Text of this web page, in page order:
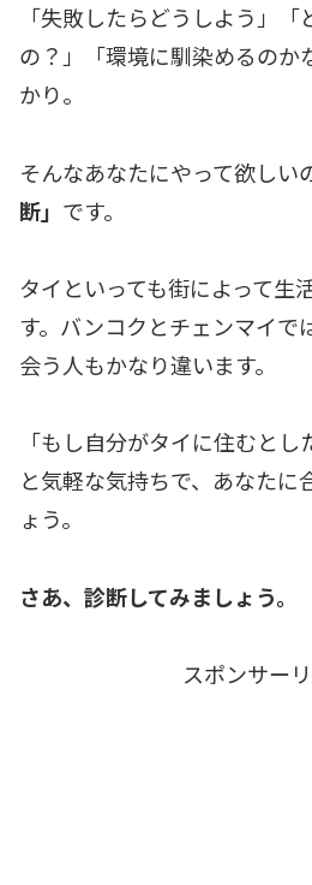
「失敗したらどうしよう」
の？」「環境に馴染めるのか
かり。
そんなあなたにやって欲しい
断」 です。
タイといっても街によって生
す。バンコクとチェンマイで
会う人もかなり違います。
「もし自分がタイに住むとし
と気軽な気持ちで、あなたに
ょう。
さあ、診断してみましょう。
スポンサー